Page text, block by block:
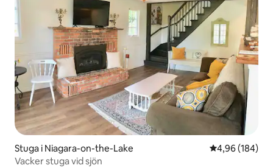
Stuga i Niagara-on-the-Lake 4,96 av 5 i
4,96 (184)
Vacker stuga vid sjön